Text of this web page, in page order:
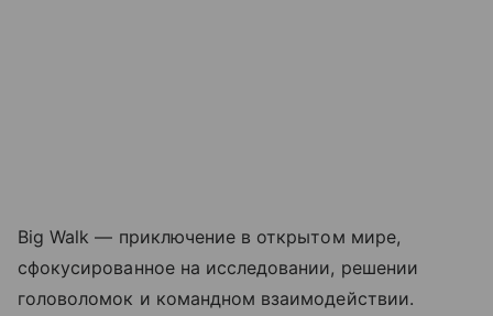
Big Walk — приключение в открытом мире,
сфокусированное на исследовании, решении
головоломок и командном взаимодействии.